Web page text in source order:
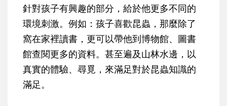
針對孩子有興趣的部分，給於他更多不同的
環境刺激。例如：孩子喜歡昆蟲，那麼除了
窩在家裡讀書，更可以帶他到博物館、圖書
館查閱更多的資料。甚至遍及山林水邊，以
真實的體驗、尋覓，來滿足對於昆蟲知識的
滿足。